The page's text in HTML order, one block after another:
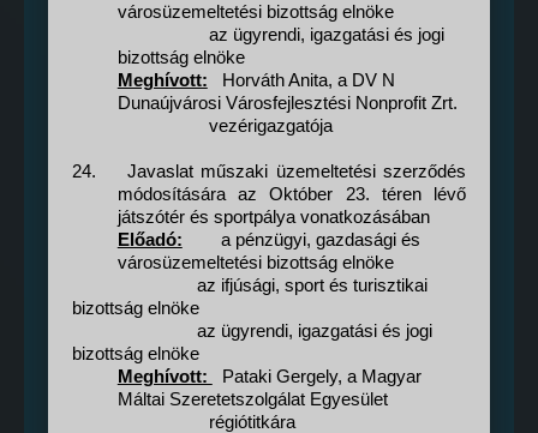
városüzemeltetési bizottság elnöke
az ügyrendi, igazgatási és jogi
bizottság elnöke
Meghívott:
Horváth Anita, a DV N
Dunaújvárosi Városfejlesztési Nonprofit Zrt.
vezérigazgatója
24.
Javaslat műszaki üzemeltetési szerződés
módosítására az Október 23. téren lévő
játszótér és sportpálya vonatkozásában
Előadó:
a pénzügyi, gazdasági és
városüzemeltetési bizottság elnöke
az ifjúsági, sport és turisztikai
bizottság elnöke
az ügyrendi, igazgatási és jogi
bizottság elnöke
Meghívott:
Pataki Gergely, a Magyar
Máltai Szeretetszolgálat Egyesület
régiótitkára